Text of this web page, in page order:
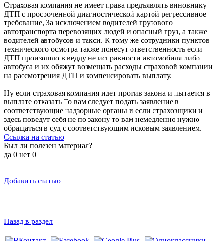
Страховая компания не имеет права предъявлять виновнику
ДТП с просроченной диагностической картой регрессивное
требование, За исключением водителей грузового
автотранспорта перевозящих людей и опасный груз, а также
водителей автобусов и такси. К тому же сотрудники пунктов
технического осмотра также понесут ответственность если
ДТП произошло в ведду не исправности автомобиля либо
автобуса и их обяжут возмещать расходы страховой компании
на рассмотрения ДТП и компенсировать выплату.
Ну если страховая компания идет против закона и пытается в
выплате отказать То вам следует подать заявление в
соответствующие надзорные органы и если страховщики и
здесь поведут себя не по закону то вам немедленно нужно
обращаться в суд с соответствующим исковым заявлением.
Ссылка на статью
Был ли полезен материал?
да 0 нет 0
Добавить статью
Назад в раздел